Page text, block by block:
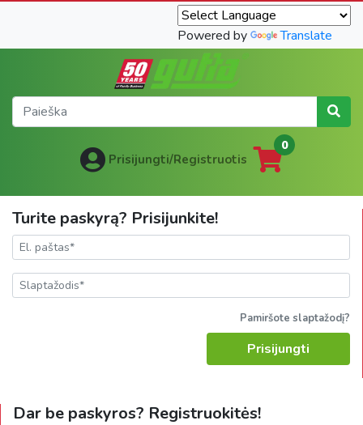
Powered by Translate
Prisijungti/Registruotis
0
Turite paskyrą? Prisijunkite!
Pamiršote slaptažodį?
Prisijungti
Dar be paskyros? Registruokitės!